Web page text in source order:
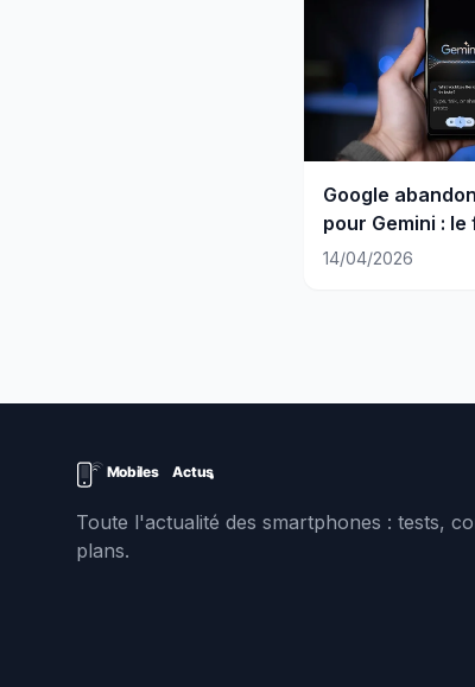
Google
pour Gemini : le
annoncé
14/04/2026
Toute l'actualité des smartphones : tests,
plans.